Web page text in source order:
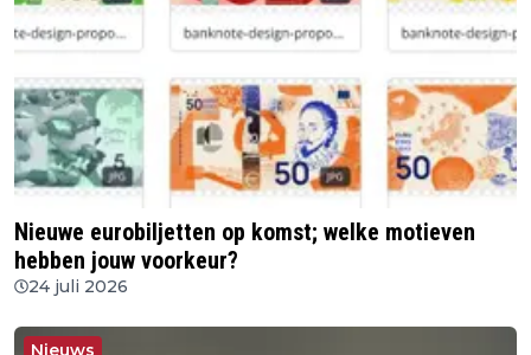
Nieuwe eurobiljetten op komst; welke motieven
hebben jouw voorkeur?
24 juli 2026
Nieuws